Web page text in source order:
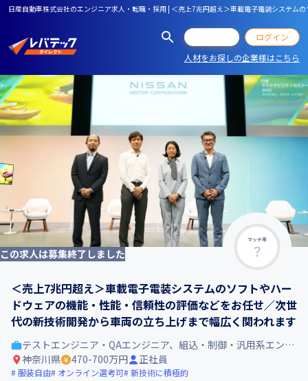
日産自動車株式会社のエンジニア求人・転職・採用 | ＜売上7兆円超え＞車載電子電装システ
ログイン
人材をお探しの企業様はこちら
マッチ率
この求人は募集終了しました
＜売上7兆円超え＞車載電子電装システムのソフトやハー
ドウェアの機能・性能・信頼性の評価などをお任せ／次世
代の新技術開発から車両の立ち上げまで幅広く関われます
テストエンジニア・QAエンジニア、組込・制御・汎用系エンジニア
神奈川県
470-700万円 正社員
服装自由 オンライン選考可 新技術に積極的